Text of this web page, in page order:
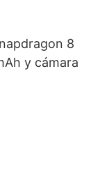
8
y cámara